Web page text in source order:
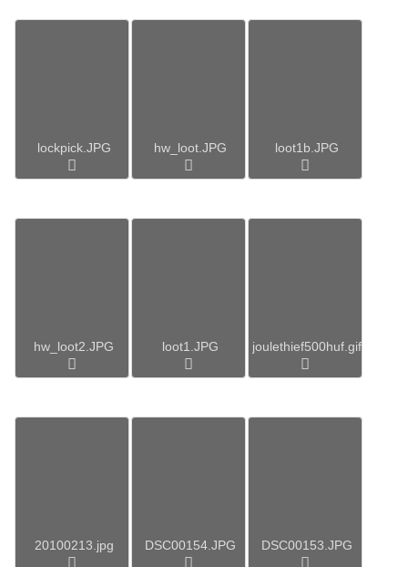
lockpick.JPG hw_loot.JPG loot1b.JPG
hw_loot2.JPG loot1.JPG joulethief500huf.gif
20100213.jpg DSC00154.JPG DSC00153.JPG